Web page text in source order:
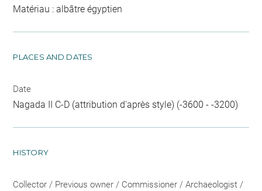
Matériau : albâtre égyptien
PLACES AND DATES
Date
Nagada II C-D (attribution d'après style) (-3600 - -3200)
HISTORY
Collector / Previous owner / Commissioner / Archaeologist /